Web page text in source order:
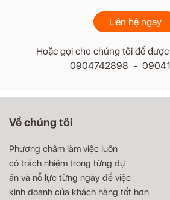
Liên hệ ngay
Hoặc gọi cho chúng tôi để
0904742898 -
Về chúng tôi
Phương châm làm việc luôn
có trách nhiệm trong từng dự
án và nỗ lực từng ngày để việc
kinh doanh của khách hàng tốt hơn